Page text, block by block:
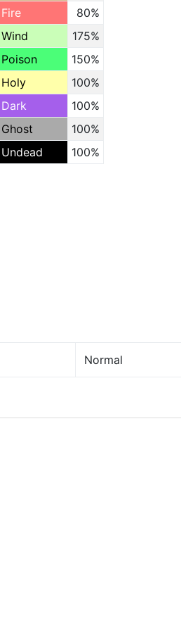
Fire
80%
Wind
175%
Poison
150%
Holy
100%
Dark
100%
Ghost
100%
Undead
100%
Normal